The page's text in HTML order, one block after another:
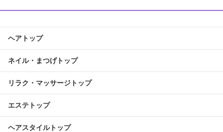
ヘアトップ
ネイル・まつげトップ
リラク・マッサージトップ
エステトップ
ヘアスタイルトップ